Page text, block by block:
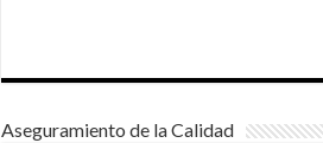
Aseguramiento de la Calidad